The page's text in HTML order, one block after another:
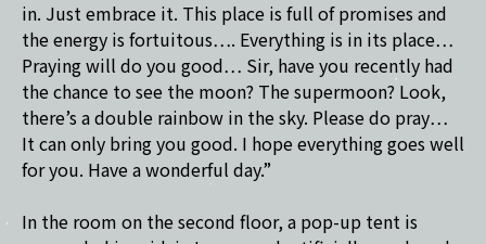
in. Just embrace it. This place is full of promises and
the energy is fortuitous…. Everything is in its place…
Praying will do you good… Sir, have you recently had
the chance to see the moon? The supermoon? Look,
there’s a double rainbow in the sky. Please do pray…
It can only bring you good. I hope everything goes well
for you. Have a wonderful day.”
In the room on the second floor, a pop-up tent is